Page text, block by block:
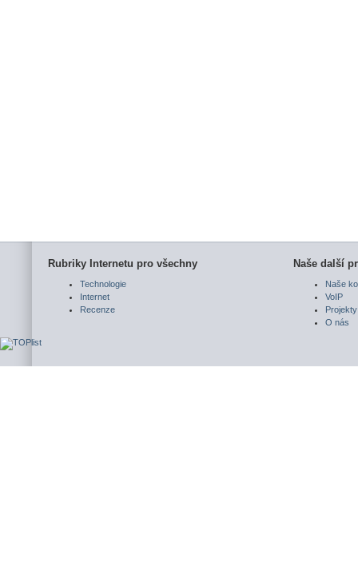
Rubriky Internetu pro všechny
Technologie
Internet
Recenze
Naše další
Naše
VoIP
Projekty
O nás